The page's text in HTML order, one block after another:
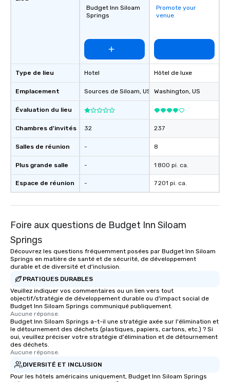
Type de lieu
Emplacement
Évaluation du lieu
Chambres d'invités
Salles de réunion
Plus grande salle
Espace de réunion
Budget Inn Siloam
Springs
Hotel
Sources de Siloam, US
32
-
-
-
Promote your
venue
Hôtel de luxe
Washington, US
237
8
1 800 pi. ca.
7 201 pi. ca.
Foire aux questions de Budget Inn Siloam
Springs
Découvrez les questions fréquemment posées par Budget Inn Siloam
Springs en matière de santé et de sécurité, de développement
durable et de diversité et d'inclusion.
PRATIQUES DURABLES
Veuillez indiquer vos commentaires ou un lien vers tout
objectif/stratégie de développement durable ou d'impact social de
Budget Inn Siloam Springs communiqué publiquement.
Aucune réponse.
Budget Inn Siloam Springs a-t-il une stratégie axée sur l'élimination et
le détournement des déchets (plastiques, papiers, cartons, etc.) ? Si
oui, veuillez préciser votre stratégie d'élimination et de détournement
des déchets.
Aucune réponse.
DIVERSITÉ ET INCLUSION
Pour les hôtels américains uniquement, Budget Inn Siloam Springs